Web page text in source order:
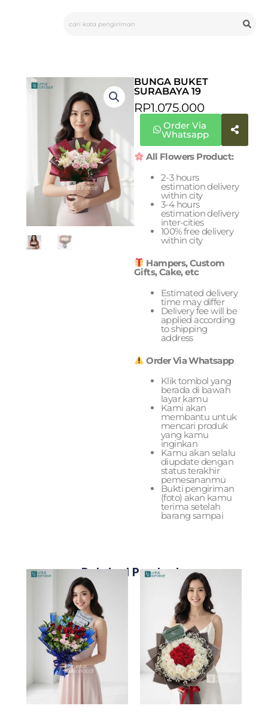
BUNGA BUKET
SURABAYA 19
RP1.075.000
Order Via
Whatsapp
All Flowers Product:
2-3 hours
estimation delivery
within city
3-4 hours
estimation delivery
inter-cities
100% free delivery
within city
Hampers, Custom
Gifts, Cake, etc
Estimated delivery
time may differ
Delivery fee will be
applied according
to shipping
address
Order Via Whatsapp
Klik tombol yang
berada di bawah
layar kamu
Kami akan
membantu untuk
mencari produk
yang kamu
inginkan
Kamu akan selalu
diupdate dengan
status terakhir
pemesananmu
Bukti pengiriman
(foto) akan kamu
terima setelah
barang sampai
Related Products